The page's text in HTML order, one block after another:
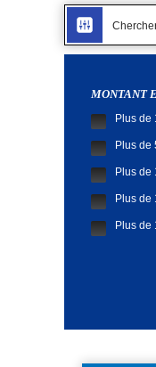
MONTANT
Plus de
Plus de
Plus de
Plus de
Plus de